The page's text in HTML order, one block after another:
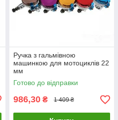
Ручка з гальмівною
машинкою для мотоциклів 22
мм
Готово до відправки
986,30 ₴ 1 409 ₴